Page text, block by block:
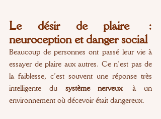
Le désir de plaire :
neuroception et danger social
Beaucoup de personnes ont passé leur vie à
essayer de plaire aux autres. Ce n’est pas de
la faiblesse, c’est souvent une réponse très
intelligente du système nerveux à un
environnement où décevoir était dangereux.